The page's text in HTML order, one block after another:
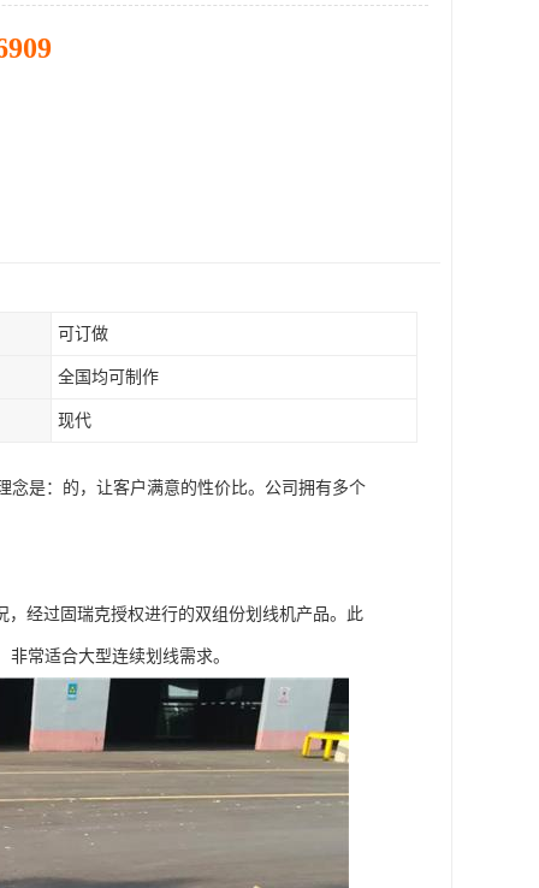
可订做
全国均可制作
现代
念是：的，让客户满意的性价比。公司拥有多个
经过固瑞克授权进行的双组份划线机产品。此
常适合大型连续划线需求。